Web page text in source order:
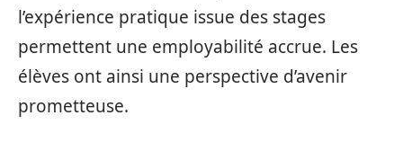
l’expérience pratique issue des stages
permettent une employabilité accrue. Les
élèves ont ainsi une perspective d’avenir
prometteuse.